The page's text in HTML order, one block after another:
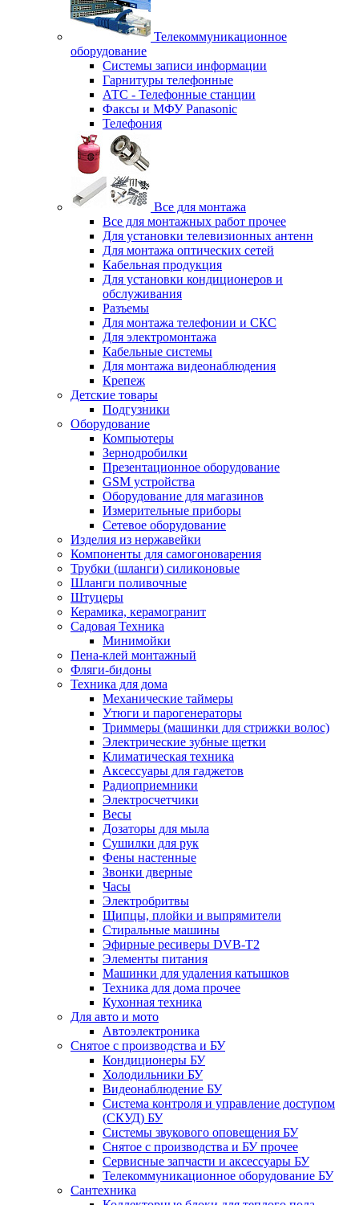
Телекоммуникационное
оборудование
Системы записи информации
Гарнитуры телефонные
АТС - Телефонные станции
Факсы и МФУ Panasonic
Телефония
Все для монтажа
Все для монтажных работ прочее
Для установки телевизионных антенн
Для монтажа оптических сетей
Кабельная продукция
Для установки кондиционеров и
обслуживания
Разъемы
Для монтажа телефонии и СКС
Для электромонтажа
Кабельные системы
Для монтажа видеонаблюдения
Крепеж
Детские товары
Подгузники
Оборудование
Компьютеры
Зернодробилки
Презентационное оборудование
GSM устройства
Оборудование для магазинов
Измерительные приборы
Сетевое оборудование
Изделия из нержавейки
Компоненты для самогоноварения
Трубки (шланги) силиконовые
Шланги поливочные
Штуцеры
Керамика, керамогранит
Садовая Техника
Минимойки
Пена-клей монтажный
Фляги-бидоны
Техника для дома
Механические таймеры
Утюги и парогенераторы
Триммеры (машинки для стрижки волос)
Электрические зубные щетки
Климатическая техника
Аксессуары для гаджетов
Радиоприемники
Электросчетчики
Весы
Дозаторы для мыла
Сушилки для рук
Фены настенные
Звонки дверные
Часы
Электробритвы
Щипцы, плойки и выпрямители
Стиральные машины
Эфирные ресиверы DVB-T2
Элементы питания
Машинки для удаления катышков
Техника для дома прочее
Кухонная техника
Для авто и мото
Автоэлектроника
Снятое с производства и БУ
Кондиционеры БУ
Холодильники БУ
Видеонаблюдение БУ
Система контроля и управление доступом
(СКУД) БУ
Системы звукового оповещения БУ
Снятое с производства и БУ прочее
Сервисные запчасти и аксессуары БУ
Телекоммуникационное оборудование БУ
Сантехника